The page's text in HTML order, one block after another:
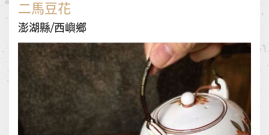
二馬豆花
澎湖縣/西嶼鄉